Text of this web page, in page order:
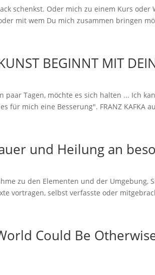
schenkst. Oder mich zu einem Kurs oder
mit wem Du mich zusammen bringen
BEGINNT MIT
Tagen, möchte es sich halten ... Ich
für mich eine Besserung". FRANZ KAFKA
und Heilung an
zu den Elementen und der Umgebung,
vortragen, selbst verfasste oder
Could Be